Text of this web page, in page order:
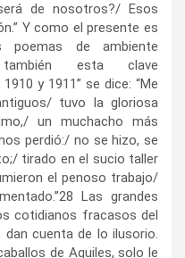
de nosotros?/ Esos
Y como el presente es
de ambiente
también esta clave
y 1911” se dice: “Me
tuvo la gloriosa
un muchacho más
perdió:/ no se hizo, se
tirado en el sucio taller
el penoso trabajo/
28 Las grandes
cotidianos fracasos del
cuenta de lo ilusorio.
de Aquiles, solo le